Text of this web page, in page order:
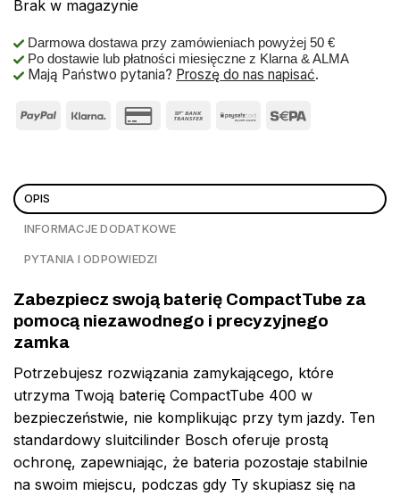
Brak w magazynie
Darmowa dostawa przy zamówieniach powyżej 50 €
Po dostawie lub płatności miesięczne z Klarna & ALMA
Mają Państwo pytania? Proszę do nas napisać.
OPIS
INFORMACJE DODATKOWE
PYTANIA I ODPOWIEDZI
Zabezpiecz swoją baterię CompactTube za
pomocą niezawodnego i precyzyjnego
zamka
Potrzebujesz rozwiązania zamykającego, które
utrzyma Twoją baterię CompactTube 400 w
bezpieczeństwie, nie komplikując przy tym jazdy. Ten
standardowy sluitcilinder Bosch oferuje prostą
ochronę, zapewniając, że bateria pozostaje stabilnie
na swoim miejscu, podczas gdy Ty skupiasz się na